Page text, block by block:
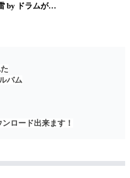
米津玄師 - 春雷 by ドラムが好き！
バム
ロード出来ます！